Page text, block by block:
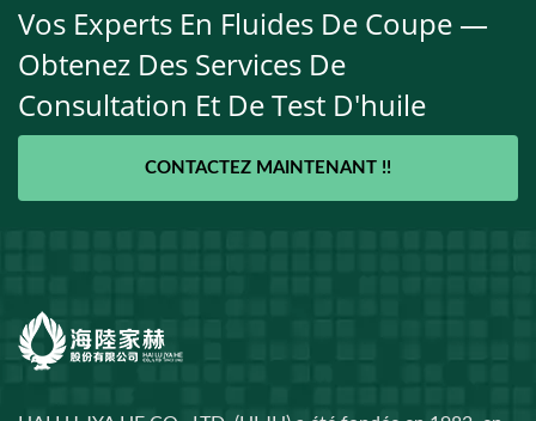
Vos Experts En Fluides De Coupe —
Obtenez Des Services De
Consultation Et De Test D'huile
CONTACTEZ MAINTENANT !!